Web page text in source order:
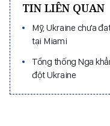
TIN LIÊN QUAN
Mỹ, Ukraine chưa
tại Miami
Tổng thống Nga
đột Ukraine